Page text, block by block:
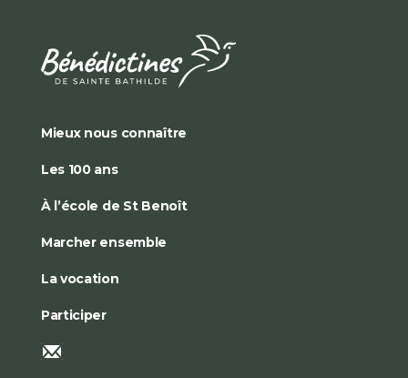
Mieux nous connaître
Les 100 ans
À l’école de St Benoît
Marcher ensemble
La vocation
Participer